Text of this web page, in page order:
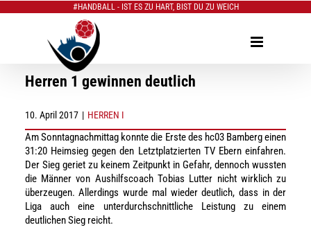
#HANDBALL - IST ES ZU HART, BIST DU ZU WEICH
Herren 1 gewinnen deutlich
10. April 2017 | HERREN I
Am Sonntagnachmittag konnte die Erste des hc03 Bamberg einen
31:20 Heimsieg gegen den Letztplatzierten TV Ebern einfahren.
Der Sieg geriet zu keinem Zeitpunkt in Gefahr, dennoch wussten
die Männer von Aushilfscoach Tobias Lutter nicht wirklich zu
überzeugen. Allerdings wurde mal wieder deutlich, dass in der
Liga auch eine unterdurchschnittliche Leistung zu einem
deutlichen Sieg reicht.